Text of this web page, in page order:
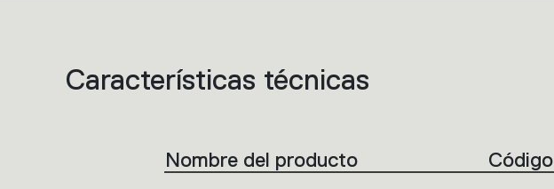
List
of
Características técnicas
Nombre del producto Código